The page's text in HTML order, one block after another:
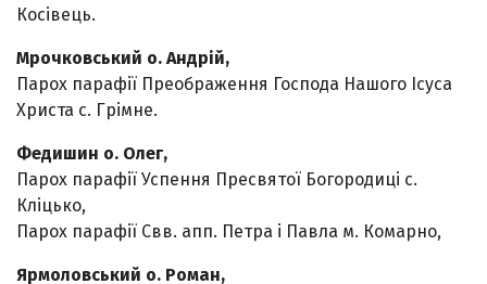
Косівець.
Мрочковський о. Андрій,
Парох парафії Преображення Господа Нашого Ісуса
Христа с. Грімне.
Федишин о. Олег,
Парох парафії Успення Пресвятої Богородиці с.
Кліцько,
Парох парафії Свв. апп. Петра і Павла м. Комарно,
Ярмоловський о. Роман,